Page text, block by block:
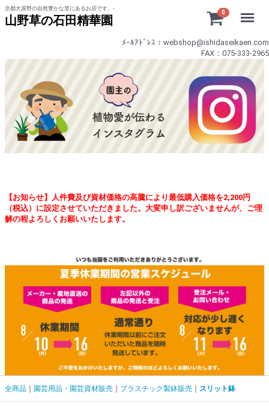
京都大原野の自然豊かな里にあるお店です。-
山野草の石田精華園
0
ﾒｰﾙｱﾄﾞﾚｽ：webshop@ishidaseikaen.com
FAX：075-333-2965
【お知らせ】人件費及び資材価格の高騰により最低購入価格を2,200円
（税込）に設定させていただきました。大変申し訳ございませんが、ご理
解の程よろしくお願いいたします。
全商品 園芸用品・園芸資材販売 プラスチック製鉢販売 スリット鉢